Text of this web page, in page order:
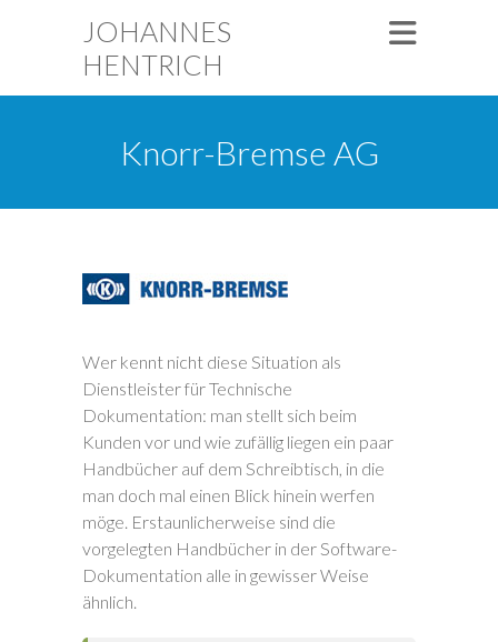
JOHANNES
HENTRICH
Knorr-Bremse AG
Wer kennt nicht diese Situation als
Dienstleister für Technische
Dokumentation: man stellt sich beim
Kunden vor und wie zufällig liegen ein paar
Handbücher auf dem Schreibtisch, in die
man doch mal einen Blick hinein werfen
möge. Erstaunlicherweise sind die
vorgelegten Handbücher in der Software-
Dokumentation alle in gewisser Weise
ähnlich.